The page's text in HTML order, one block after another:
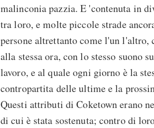
malinconia pazzia. E 'contenuta in
tra loro, e molte piccole strade
persone altrettanto come l'un l'altro,
alla stessa ora, con lo stesso suono
lavoro, e al quale ogni giorno è la
contropartita delle ultime e la
Questi attributi di Coketown erano
di cui è stata sostenuta; contro di